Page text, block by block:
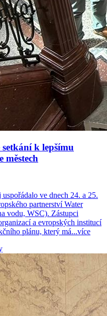
k lepšímu
městech
ve dnech 24. a 25.
partnerství Water
vodu, WSC). Zástupci
a evropských institucí
plánu, který má...více